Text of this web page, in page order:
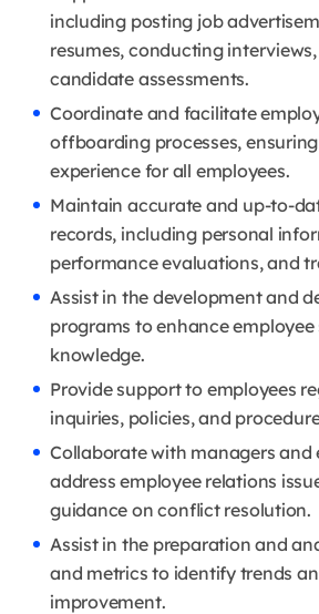
including posting job
resumes, conducting
candidate assessments.
Coordinate and facilitate
offboarding processes,
experience for all employees.
Maintain accurate and up-to-
records, including personal
performance evaluations, and
Assist in the development and
programs to enhance employee
knowledge.
Provide support to employees
inquiries, policies, and
Collaborate with managers and
address employee relations
guidance on conflict resolution.
Assist in the preparation and
and metrics to identify trends
improvement.